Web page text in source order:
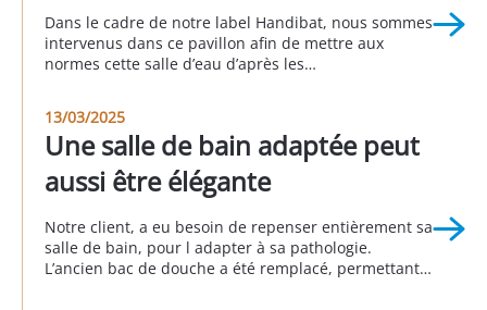
Dans le cadre de notre label Handibat, nous sommes
intervenus dans ce pavillon afin de mettre aux
normes cette salle d’eau d’après les
large et à fond extra-plat. Un meuble vasque
permettant l’accès avec un fauteuil roulant a
également remplacé […]
13/03/2025
Une salle de bain adaptée peut
aussi être élégante
Notre client, a eu besoin de repenser entièrement sa
salle de bain, pour l adapter à sa pathologie.
L’ancien bac de douche a été remplacé, permettant